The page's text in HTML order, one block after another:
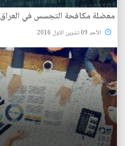
معضلة مكافحة التجسس في العراق
الأحد 09 تشرين الاول 2016